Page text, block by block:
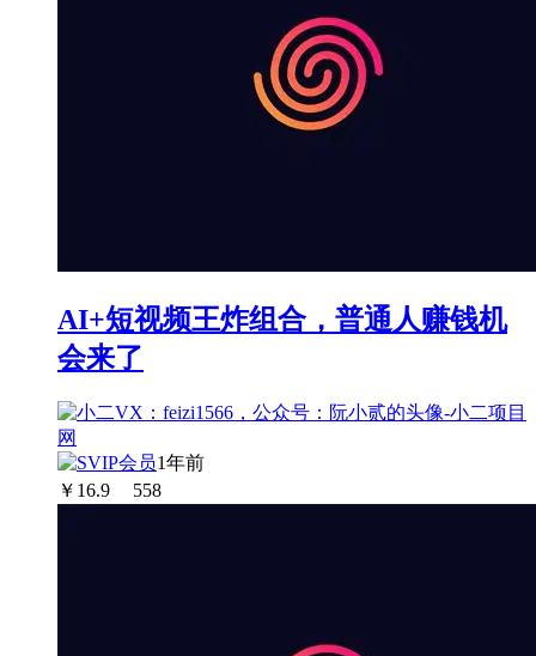
AI+短视频王炸组合，普通人赚钱机
会来了
1年前
￥ 16.9 558